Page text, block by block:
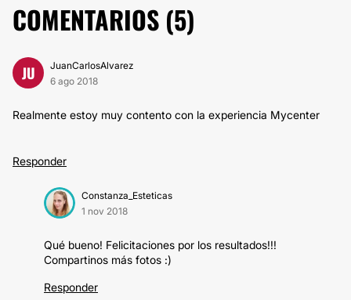
COMENTARIOS (5)
JU
JuanCarlosAlvarez
6 ago 2018
Realmente estoy muy contento con la experiencia Mycenter
Responder
Constanza_Esteticas
1 nov 2018
Qué bueno! Felicitaciones por los resultados!!!
Compartinos más fotos :)
Responder